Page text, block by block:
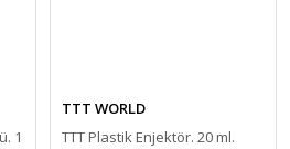
1
TTT WORLD
TTT Plastik Enjektör. 20 ml.